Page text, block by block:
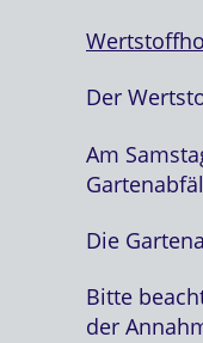
Der
Am
Die
Bitte
der